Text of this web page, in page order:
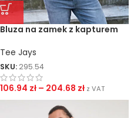
Bluza na zamek z kapturem
Tee Jays
SKU: 295.54
106.94 zł – 204.68 zł z VAT